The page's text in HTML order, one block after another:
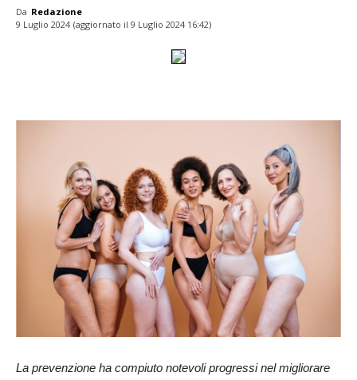
Da Redazione
9 Luglio 2024 (aggiornato il 9 Luglio 2024 16:42)
La prevenzione ha compiuto notevoli progressi nel migliorare